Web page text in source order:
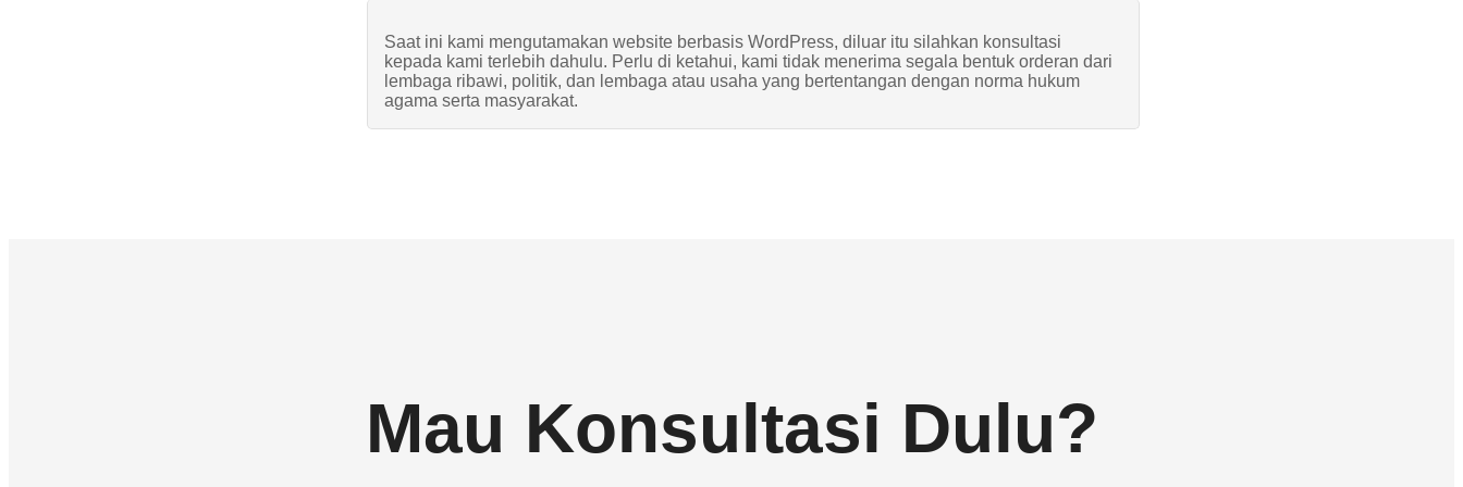
Saat ini kami mengutamakan website berbasis WordPress, diluar itu silahkan konsultasi
kepada kami terlebih dahulu. Perlu di ketahui, kami tidak menerima segala bentuk orderan dari
lembaga ribawi, politik, dan lembaga atau usaha yang bertentangan dengan norma hukum
agama serta masyarakat.
Mau Konsultasi Dulu?